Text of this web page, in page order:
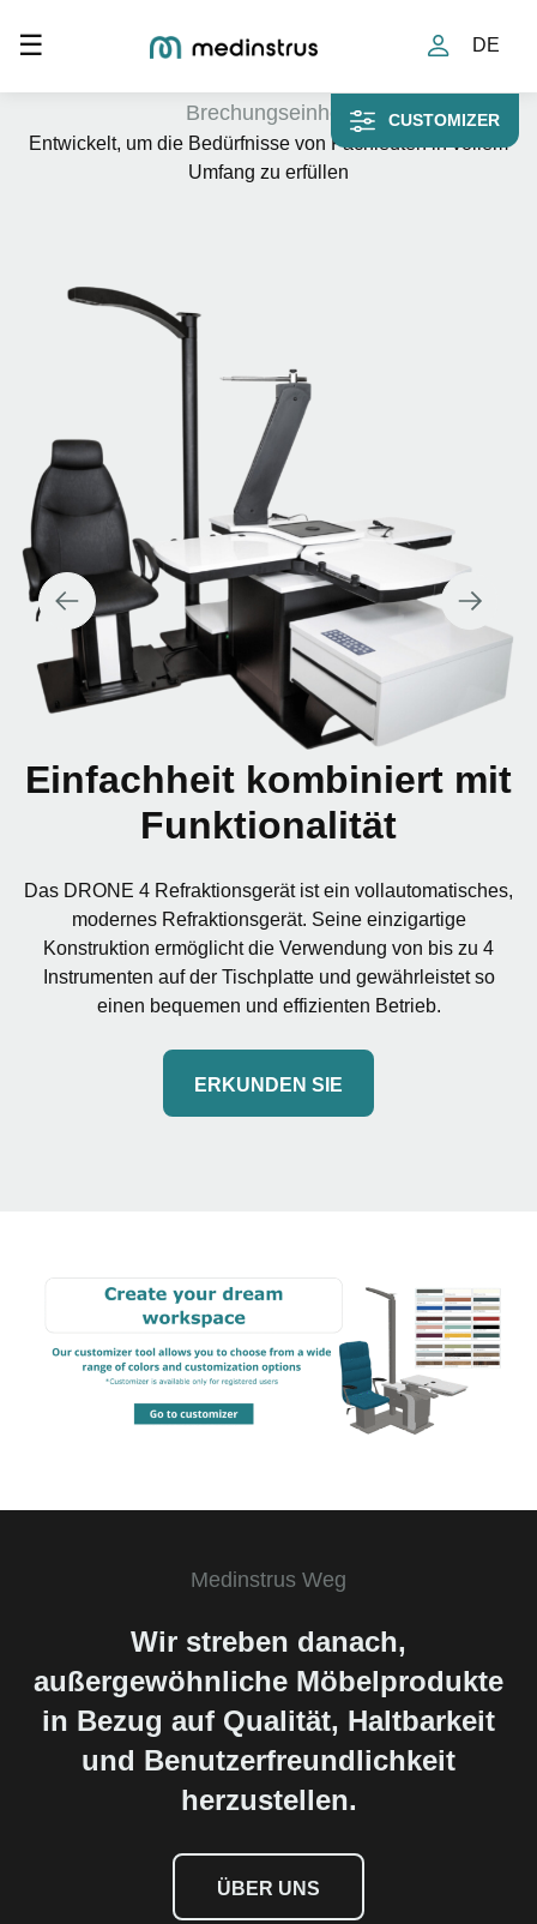
Toggle navigation
☰ DE
CUSTOMIZER
Einfachheit kombiniert mit
Funktionalität
Das DRONE 4 Refraktionsgerät ist ein vollautomatisches,
modernes Refraktionsgerät. Seine einzigartige
Konstruktion ermöglicht die Verwendung von bis zu 4
Instrumenten auf der Tischplatte und gewährleistet so
einen bequemen und effizienten Betrieb.
ERKUNDEN SIE
DRONE 4
Brechungseinheit
Entwickelt, um die Bedürfnisse von Fachleuten in vollem
Umfang zu erfüllen
Medinstrus Weg
Wir streben danach,
außergewöhnliche Möbelprodukte
in Bezug auf Qualität, Haltbarkeit
und Benutzerfreundlichkeit
herzustellen.
ÜBER UNS